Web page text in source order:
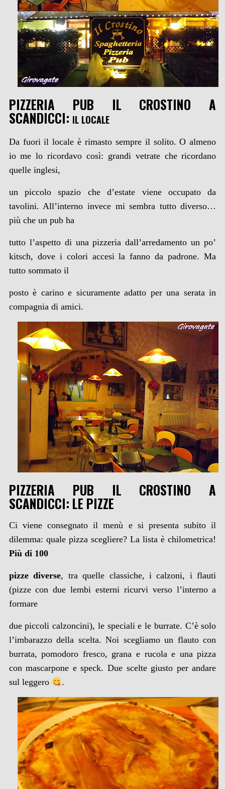
PIZZERIA PUB IL CROSTINO A
SCANDICCI: IL LOCALE
Da fuori il locale è rimasto sempre il solito. O almeno
io me lo ricordavo così: grandi vetrate che ricordano
quelle inglesi,
un piccolo spazio che d’estate viene occupato da
tavolini. All’interno invece mi sembra tutto diverso…
più che un pub ha
tutto l’aspetto di una pizzeria dall’arredamento un po’
kitsch, dove i colori accesi la fanno da padrone. Ma
tutto sommato il
posto è carino e sicuramente adatto per una serata in
compagnia di amici.
PIZZERIA PUB IL CROSTINO A
SCANDICCI: LE PIZZE
Ci viene consegnato il menù e si presenta subito il
dilemma: quale pizza scegliere? La lista è chilometrica!
Più di 100
pizze diverse, tra quelle classiche, i calzoni, i flauti
(pizze con due lembi esterni ricurvi verso l’interno a
formare
due piccoli calzoncini), le speciali e le burrate. C’è solo
l’imbarazzo della scelta. Noi scegliamo un flauto con
burrata, pomodoro fresco, grana e rucola e una pizza
con mascarpone e speck. Due scelte giusto per andare
sul leggero
.